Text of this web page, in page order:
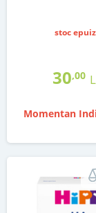
stoc
30,00
Momentan